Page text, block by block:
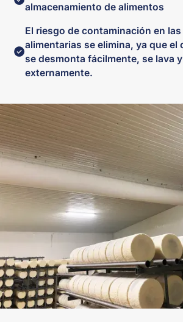
almacenamiento de alimentos
El riesgo de contaminación en las
alimentarias se elimina, ya que
se desmonta fácilmente, se lava
externamente.